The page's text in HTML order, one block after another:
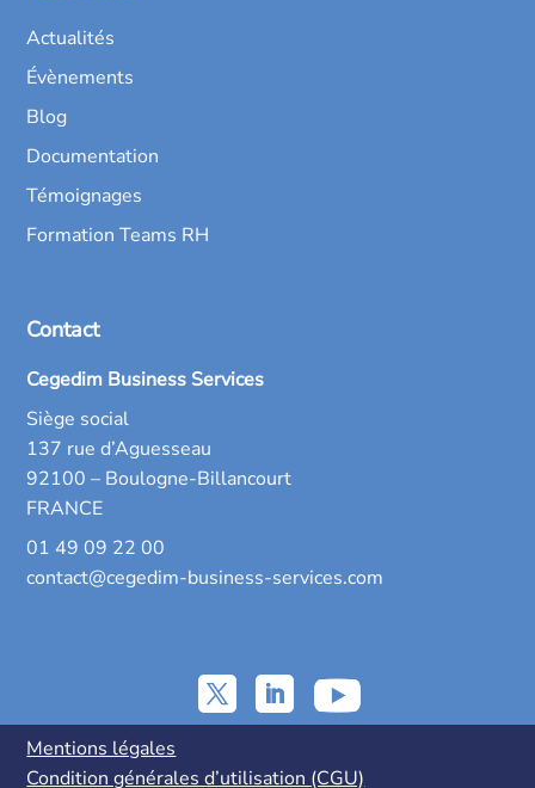
Actualités
Évènements
Blog
Documentation
Témoignages
Formation Teams RH
Contact
Cegedim Business Services
Siège social
137 rue d’Aguesseau
92100 – Boulogne-Billancourt
FRANCE
01 49 09 22 00
contact@cegedim-business-services.com
Mentions légales
Condition générales d’utilisation (CGU)